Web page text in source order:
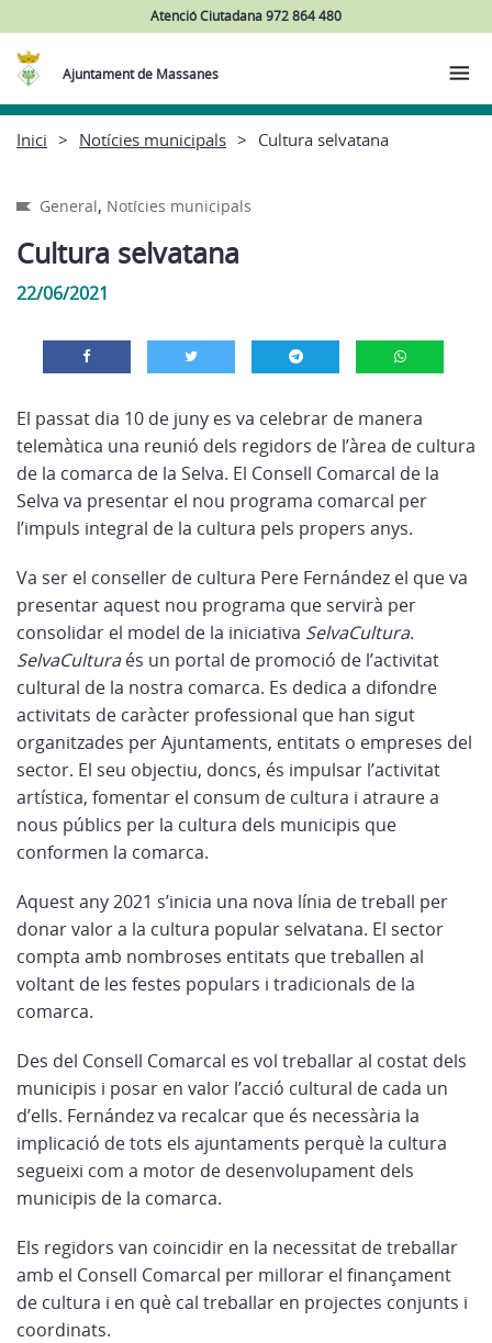
Atenció Ciutadana 972 864 480
Ajuntament de Massanes
Inici Notícies municipals Cultura selvatana
General, Notícies municipals
Cultura selvatana
22/06/2021
El passat dia 10 de juny es va celebrar de manera
telemàtica una reunió dels regidors de l’àrea de cultura
de la comarca de la Selva. El Consell Comarcal de la
Selva va presentar el nou programa comarcal per
l’impuls integral de la cultura pels propers anys.
Va ser el conseller de cultura Pere Fernández el que va
presentar aquest nou programa que servirà per
consolidar el model de la iniciativa SelvaCultura.
SelvaCulturaés un portal de promoció de l’activitat
cultural de la nostra comarca. Es dedica a difondre
activitats de caràcter professional que han sigut
organitzades per Ajuntaments, entitats o empreses del
sector. El seu objectiu, doncs, és impulsar l’activitat
artística, fomentar el consum de cultura i atraure a
nous públics per la cultura dels municipis que
conformen la comarca.
Aquest any 2021 s’inicia una nova línia de treball per
donar valor a la cultura popular selvatana. El sector
compta amb nombroses entitats que treballen al
voltant de les festes populars i tradicionals de la
comarca.
Des del Consell Comarcal es vol treballar al costat dels
municipis i posar en valor l’acció cultural de cada un
d’ells. Fernández va recalcar que és necessària la
implicació de tots els ajuntaments perquè la cultura
segueixi com a motor de desenvolupament dels
municipis de la comarca.
Els regidors van coincidir en la necessitat de treballar
amb el Consell Comarcal per millorar el finançament
de cultura i en què cal treballar en projectes conjunts i
coordinats.